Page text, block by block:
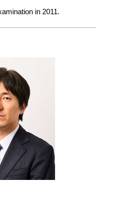
in 2011.